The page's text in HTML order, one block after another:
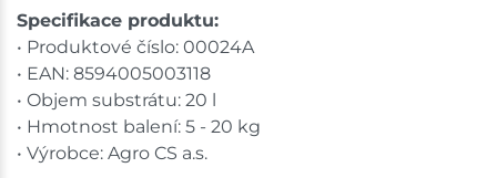
Specifikace produktu:
• Produktové číslo: 00024A
• EAN: 8594005003118
• Objem substrátu: 20 l
• Hmotnost balení: 5 - 20 kg
• Výrobce: Agro CS a.s.